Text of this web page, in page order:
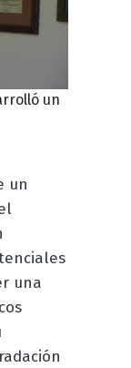
un
un
una